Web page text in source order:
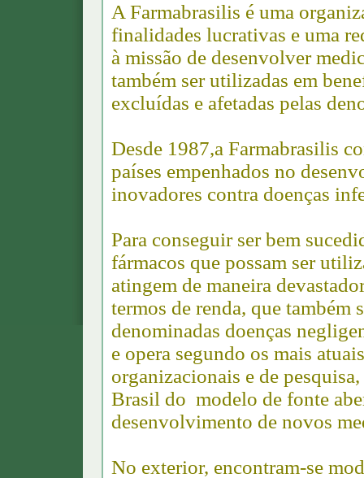
A Farmabrasilis é uma
finalidades lucrativas e uma
à missão de desenvolver
também ser utilizadas em
excluídas e afetadas pelas
Desde 1987,a Farmabrasilis
países empenhados no
inovadores contra doenças
Para conseguir ser bem
fármacos que possam ser
atingem de maneira
termos de renda, que também
denominadas doenças
e opera segundo os mais
organizacionais e de
Brasil do modelo de fonte
desenvolvimento de novos
No exterior, encontram-se